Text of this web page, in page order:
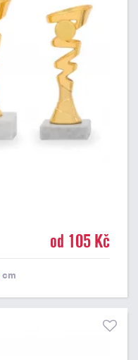
od 105 Kč
cm